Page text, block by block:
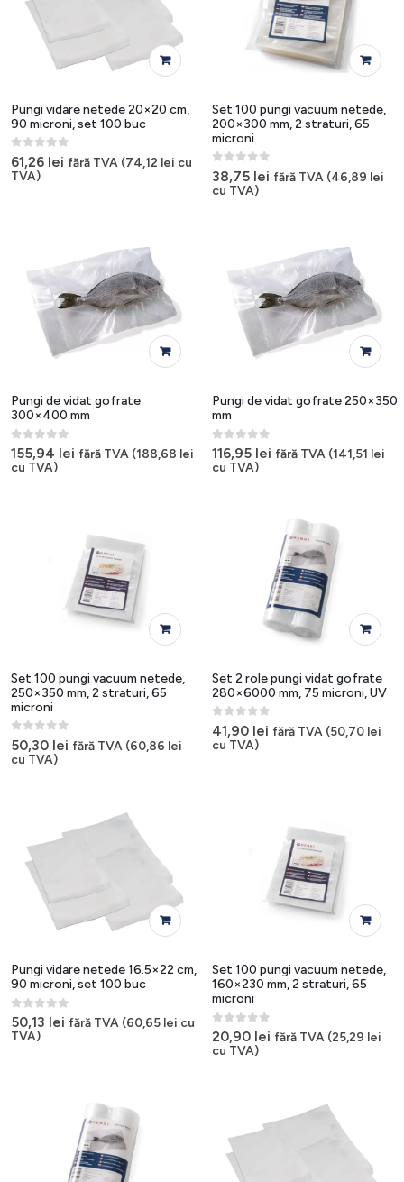
Pungi vidare netede 20×20 cm,
90 microni, set 100 buc
0out of 5
61,26 lei fără TVA (74,12 lei cu
TVA)
Set 100 pungi vacuum netede,
200×300 mm, 2 straturi, 65
microni
0out of 5
38,75 lei fără TVA (46,89 lei
cu TVA)
Pungi de vidat gofrate
300×400 mm
0 out of 5
155,94 lei fără TVA (188,68 lei
cu TVA)
Pungi de vidat gofrate 250×350
mm
0out of 5
116,95 lei fără TVA (141,51 lei
cu TVA)
Set 100 pungi vacuum netede,
250×350 mm, 2 straturi, 65
microni
0out of 5
50,30 lei fără TVA (60,86 lei
cu TVA)
Set 2 role pungi vidat gofrate
280×6000 mm, 75 microni, UV
0out of 5
41,90 lei fără TVA (50,70 lei
cu TVA)
Pungi vidare netede 16.5×22 cm,
90 microni, set 100 buc
0out of 5
50,13 lei fără TVA (60,65 lei cu
TVA)
Set 100 pungi vacuum netede,
160×230 mm, 2 straturi, 65
microni
0out of 5
20,90 lei fără TVA (25,29 lei
cu TVA)